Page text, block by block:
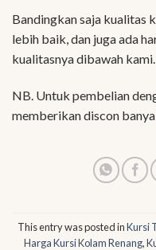
Bandingkan saja kualitas
lebih baik, dan juga ada
kualitasnya dibawah kami.
NB. Untuk pembelian
memberikan discon
This entry was posted inKursi
Harga Kursi Kolam Renang,